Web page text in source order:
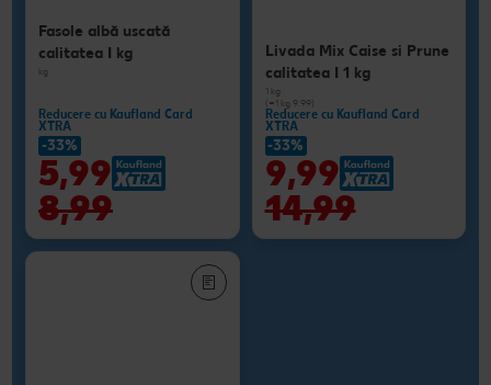
Fasole albă uscată
calitatea I kg
kg
Reducere cu Kaufland Card
XTRA
-33%
5,99
8,99
Livada Mix Caise si Prune
calitatea I 1 kg
1 kg
(=1 kg 9.99)
Reducere cu Kaufland Card
XTRA
-33%
9,99
14,99